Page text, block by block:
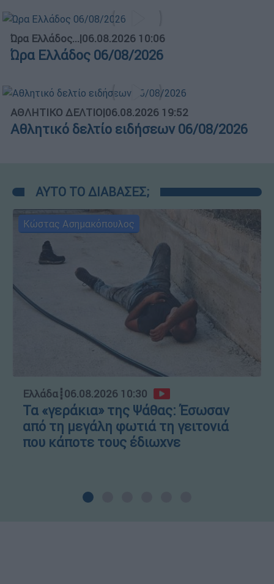
Ώρα Ελλάδος...|06.08.2026 10:06
Ώρα Ελλάδος 06/08/2026
ΑΘΛΗΤΙΚΟ ΔΕΛΤΙΟ|06.08.2026 19:52
Αθλητικό δελτίο ειδήσεων 06/08/2026
ΑΥΤΟ ΤΟ ΔΙΑΒΑΣΕΣ;
Κώστας Ασημακόπουλος
Ελλάδα┋06.08.2026 10:30
Τα «γεράκια» της Ψάθας: Έσωσαν
από τη μεγάλη φωτιά τη γειτονιά
που κάποτε τους έδιωχνε